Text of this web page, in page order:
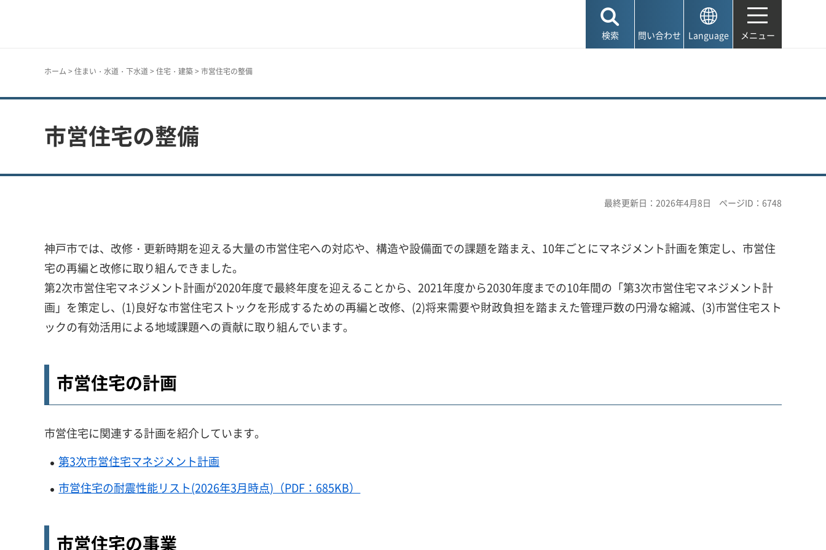
検索 問い合わせ Language メニュー
ホーム > 住まい・水道・下水道 > 住宅・建築> 市営住宅の整備
市営住宅の整備
最終更新日：2026年4月8日 ページID：6748
神戸市では、改修・更新時期を迎える大量の市営住宅への対応や、構造や設備面での課題を踏まえ、10年ごとにマネジメント計画を策定し、市営住
宅の再編と改修に取り組んできました。
第2次市営住宅マネジメント計画が2020年度で最終年度を迎えることから、2021年度から2030年度までの10年間の「第3次市営住宅マネジメント計
画」を策定し、(1)良好な市営住宅ストックを形成するための再編と改修、(2)将来需要や財政負担を踏まえた管理戸数の円滑な縮減、(3)市営住宅スト
ックの有効活用による地域課題への貢献に取り組んでいます。
市営住宅の計画
市営住宅に関連する計画を紹介しています。
第3次市営住宅マネジメント計画
市営住宅の耐震性能リスト(2026年3月時点)（PDF：685KB）
市営住宅の事業